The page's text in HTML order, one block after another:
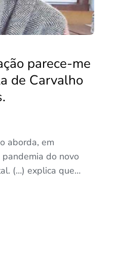
parece-me
de Carvalho
aborda, em
do novo
(…) explica que…